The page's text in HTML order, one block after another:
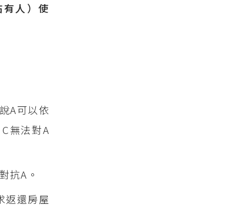
有人）使
A可以依
C無法對A
抗A。
返還房屋